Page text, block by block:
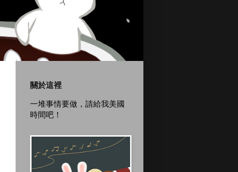
關於這裡
一堆事情要做，請給我美國
時間吧！